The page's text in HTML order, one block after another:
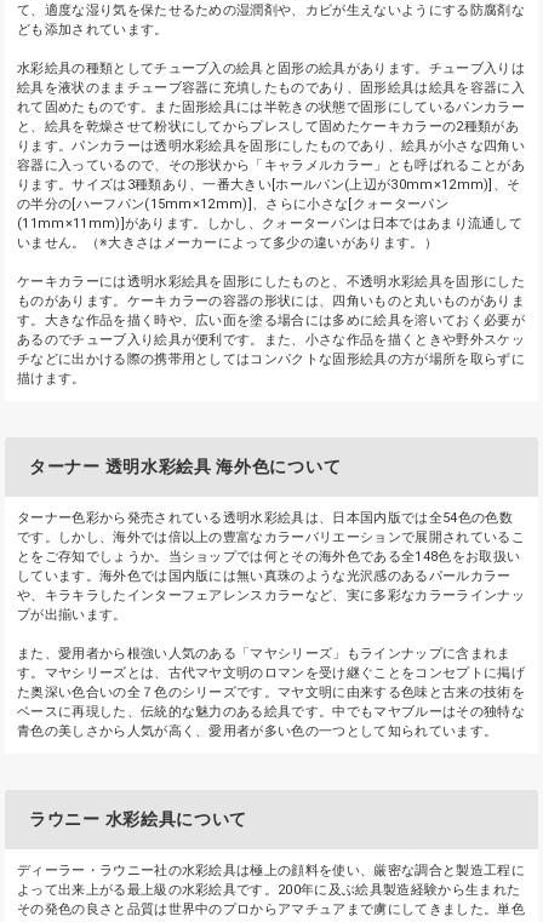
て、適度な湿り気を保たせるための湿潤剤や、カビが生えないようにする防腐剤な
ども添加されています。
水彩絵具の種類としてチューブ入の絵具と固形の絵具があります。チューブ入りは
絵具を液状のままチューブ容器に充填したものであり、固形絵具は絵具を容器に入
れて固めたものです。また固形絵具には半乾きの状態で固形にしているパンカラー
と、絵具を乾燥させて粉状にしてからプレスして固めたケーキカラーの2種類があ
ります。パンカラーは透明水彩絵具を固形にしたものであり、絵具が小さな四角い
容器に入っているので、その形状から「キャラメルカラー」とも呼ばれることがあ
ります。サイズは3種類あり、一番大きい[ホールパン(上辺が30mm×12mm)]、そ
の半分の[ハーフパン(15mm×12mm)]、さらに小さな[クォーターパン
(11mm×11mm)]があります。しかし、クォーターパンは日本ではあまり流通して
いません。（※大きさはメーカーによって多少の違いがあります。）
ケーキカラーには透明水彩絵具を固形にしたものと、不透明水彩絵具を固形にした
ものがあります。ケーキカラーの容器の形状には、四角いものと丸いものがありま
す。大きな作品を描く時や、広い面を塗る場合には多めに絵具を溶いておく必要が
あるのでチューブ入り絵具が便利です。また、小さな作品を描くときや野外スケッ
チなどに出かける際の携帯用としてはコンパクトな固形絵具の方が場所を取らずに
描けます。
ターナー 透明水彩絵具 海外色について
ターナー色彩から発売されている透明水彩絵具は、日本国内版では全54色の色数
です。しかし、海外では倍以上の豊富なカラーバリエーションで展開されているこ
とをご存知でしょうか。当ショップでは何とその海外色である全148色をお取扱い
しています。海外色では国内版には無い真珠のような光沢感のあるパールカラー
や、キラキラしたインターフェアレンスカラーなど、実に多彩なカラーラインナッ
プが出揃います。
また、愛用者から根強い人気のある「マヤシリーズ」もラインナップに含まれま
す。マヤシリーズとは、古代マヤ文明のロマンを受け継ぐことをコンセプトに掲げ
た奥深い色合いの全７色のシリーズです。マヤ文明に由来する色味と古来の技術を
ベースに再現した、伝統的な魅力のある絵具です。中でもマヤブルーはその独特な
青色の美しさから人気が高く、愛用者が多い色の一つとして知られています。
ラウニー 水彩絵具について
ディーラー・ラウニー社の水彩絵具は極上の顔料を使い、厳密な調合と製造工程に
よって出来上がる最上級の水彩絵具です。200年に及ぶ絵具製造経験から生まれた
その発色の良さと品質は世界中のプロからアマチュアまで虜にしてきました。単色